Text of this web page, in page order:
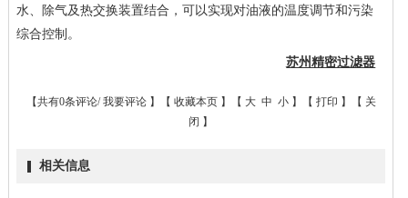
水、除气及热交换装置结合，可以实现对油液的温度调节和污染
综合控制。
苏州精密过滤器
【共有0条评论/ 我要评论 】【 收藏本页 】【 大 中 小 】【 打印 】【 关
闭 】
相关信息